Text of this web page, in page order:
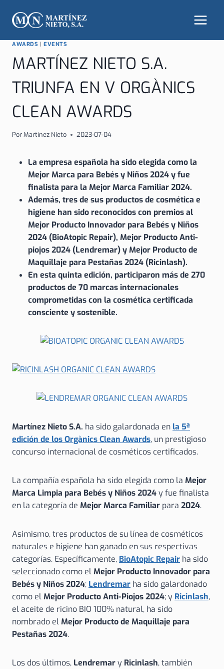
contenido
AWARDS |EVENTS
MARTÍNEZ NIETO S.A.
TRIUNFA EN V ORGÀNICS
CLEAN AWARDS
PorMartínez Nieto 2023-07-04
La empresa española ha sido elegida como la
Mejor Marca para Bebés y Niños 2024 y fue
finalista para la Mejor Marca Familiar 2024.
Además, tres de sus productos de cosmética e
higiene han sido reconocidos con premios al
Mejor Producto Innovador para Bebés y Niños
2024 (BioAtopic Repair), Mejor Producto Anti-
piojos 2024 (Lendremar) y Mejor Producto de
Maquillaje para Pestañas 2024 (Ricinlash).
En esta quinta edición, participaron más de 270
productos de 70 marcas internacionales
comprometidas con la cosmética certificada
consciente y sostenible.
Martínez Nieto S.A. ha sido galardonada en la 5ª
edición de los Orgànics Clean Awards, un prestigioso
concurso internacional de cosméticos certificados.
La compañía española ha sido elegida como la Mejor
Marca Limpia para Bebés y Niños 2024y fue finalista
en la categoría de Mejor Marca Familiar para 2024.
Asimismo, tres productos de su línea de cosméticos
naturales e higiene han ganado en sus respectivas
categorías. Específicamente, BioAtopic Repair ha sido
seleccionado como elMejor Producto Innovador para
Bebés y Niños 2024; Lendremar ha sido galardonado
como elMejor Producto Anti-Piojos 2024; y Ricinlash,
el aceite de ricino BIO 100% natural, ha sido
nombrado elMejor Producto de Maquillaje para
Pestañas 2024.
Los dos últimos, Lendremary Ricinlash, también